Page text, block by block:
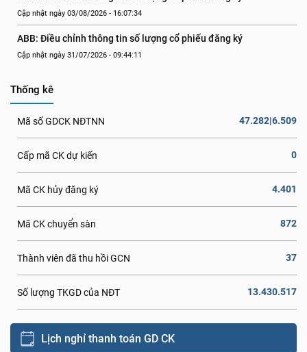
Cập nhật ngày 03/08/2026 - 16:07:34
ABB: Điều chỉnh thông tin số lượng cổ phiếu đăng ký
Cập nhật ngày 31/07/2026 - 09:44:11
Thống kê
Mã số GDCK NĐTNN 47.282|6.509
Cấp mã CK dự kiến 0
Mã CK hủy đăng ký 4.401
Mã CK chuyển sàn 872
Thành viên đã thu hồi GCN 37
Số lượng TKGD của NĐT 13.430.517
Lịch nghỉ thanh toán GD CK